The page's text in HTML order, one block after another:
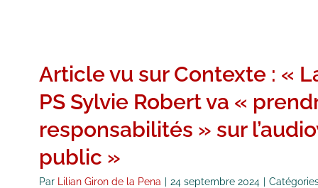
Article vu sur Contexte : «
PS Sylvie Robert va «
responsabilités » sur
public »
Par Lilian Giron de la Pena 24 septembre 2024